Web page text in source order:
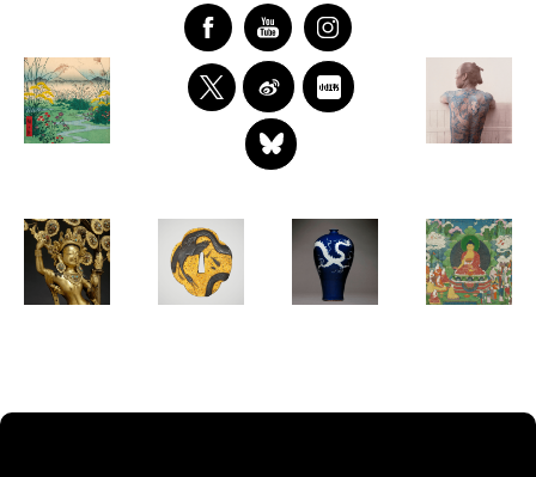
FacebookYoutube
TwitterWeibo Xiaohongshu